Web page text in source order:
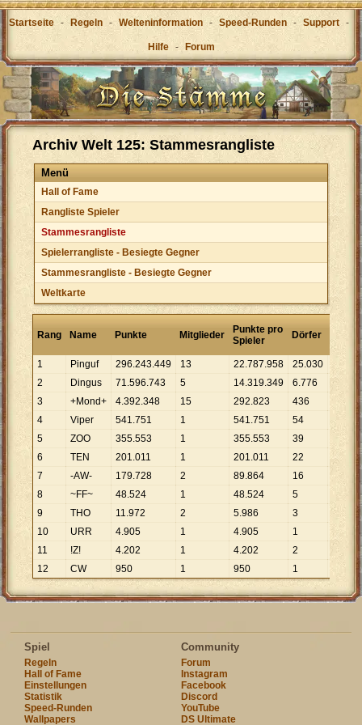
Startseite - Regeln - Welteninformation - Speed-Runden - Support -
Hilfe - Forum
Archiv Welt 125: Stammesrangliste
Menü
Hall of Fame
Rangliste Spieler
Stammesrangliste
Spielerrangliste - Besiegte Gegner
Stammesrangliste - Besiegte Gegner
Weltkarte
Rang Name Punkte Mitglieder
Punkte pro
Spieler
Dörfer
1
Pinguf 296.243.449 13 22.787.958 25.030
836
2
Dingus 71.596.743 5 14.319.349 6.776 10
566
3
+Mond+ 4.392.348 15 292.823 436 .
074
4
Viper 541.751 1 541.751 54 10
032
5
ZOO 355.553 1 355.553 39
117
6
TEN 201.011 1 201.011 22 9
137
7
-AW- 179.728 2 89.864 16 11
233
8
~FF~ 48.524 1 48.524 5
9
THO 11.972 2 5.986 3 3 991
10
URR 4.905 1 4.905 1
905
11
!Z! 4.202 1 4.202 2
12
CW 950 1 950 1 950
Spiel
Regeln
Hall of Fame
Einstellungen
Statistik
Speed-Runden
Wallpapers
Community
Forum
Instagram
Facebook
Discord
YouTube
DS Ultimate